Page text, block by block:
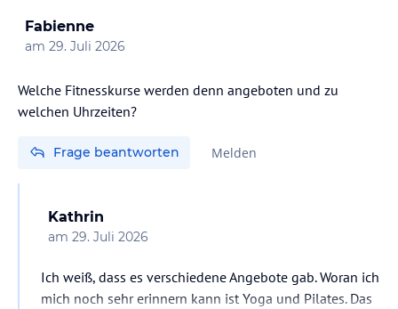
Fabienne
am 29. Juli 2026
Welche Fitnesskurse werden denn angeboten und zu
welchen Uhrzeiten?
Frage beantworten Melden
Kathrin
am 29. Juli 2026
Ich weiß, dass es verschiedene Angebote gab. Woran ich
mich noch sehr erinnern kann ist Yoga und Pilates. Das